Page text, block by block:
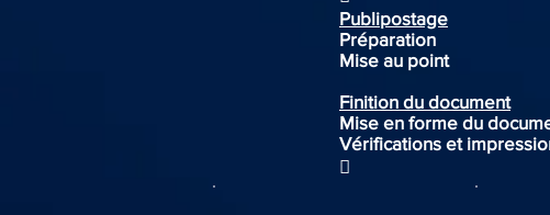
Publipostage
Préparation
Mise au point
Finition du document
Mise en forme du
Vérifications et
